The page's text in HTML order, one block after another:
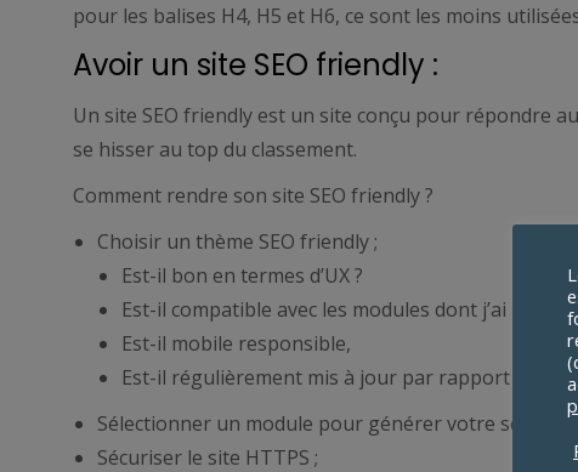
pour les balises H4, H5 et H6, ce sont les moins
Avoir un site SEO friendly :
Un site SEO friendly est un site conçu pour répondre
se hisser au top du classement.
Comment rendre son site SEO friendly ?
Choisir un thème SEO friendly ;
Est-il bon en termes d’UX ?
Est-il compatible avec les modules dont j’ai besoin
Est-il mobile responsible,
Est-il régulièrement mis à jour par rapport aux
Sélectionner un module pour générer votre seo ;
Sécuriser le site HTTPS ;